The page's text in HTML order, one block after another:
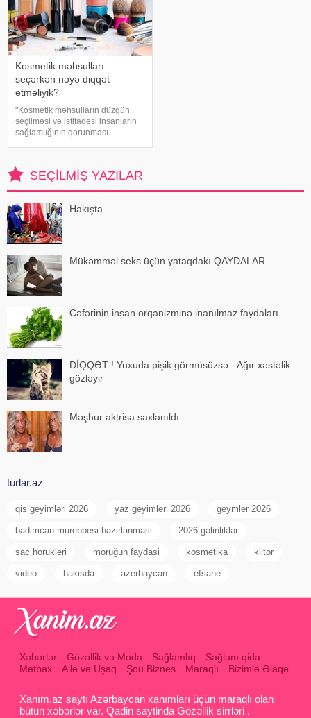
Kosmetik məhsulları
seçərkən nəyə diqqət
etməliyik?
"Kosmetik məhsulların düzgün
seçilməsi və istifadəsi insanların
sağlamlığının qorunması
Səhiyyə Nazirliyinin rəsmi
"Instagram" hesabınd
SEÇILMIŞ YAZILAR
Hakışta
Mükəmməl seks üçün yataqdakı QAYDALAR
Cəfərinin insan orqanizminə inanılmaz faydaları
DİQQƏT ! Yuxuda pişik görmüsüzsə ..Ağır xəstəlik
gözləyir
Məşhur aktrisa saxlanıldı
turlar.az
qis geyimləri 2026 yaz geyimleri 2026 geymler 2026
badimcan murebbesi hazirlanmasi 2026 gəlinliklər
sac horukleri moruğun faydasi kosmetika klitor
video hakisda azerbaycan efsane
Xəbərlər Gözəllik və Moda Sağlamlıq
Sağlam qida
Mətbəx
Ailə və Uşaq Şou Biznes Maraqlı Bizimlə Əlaqə
Xanım.az saytı Azərbaycan xanımları üçün maraqlı olan
bütün xəbərlər var. Qadin saytinda Gözəllik sirrləri ,